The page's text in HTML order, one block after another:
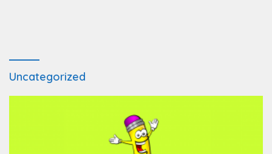
Uncategorized